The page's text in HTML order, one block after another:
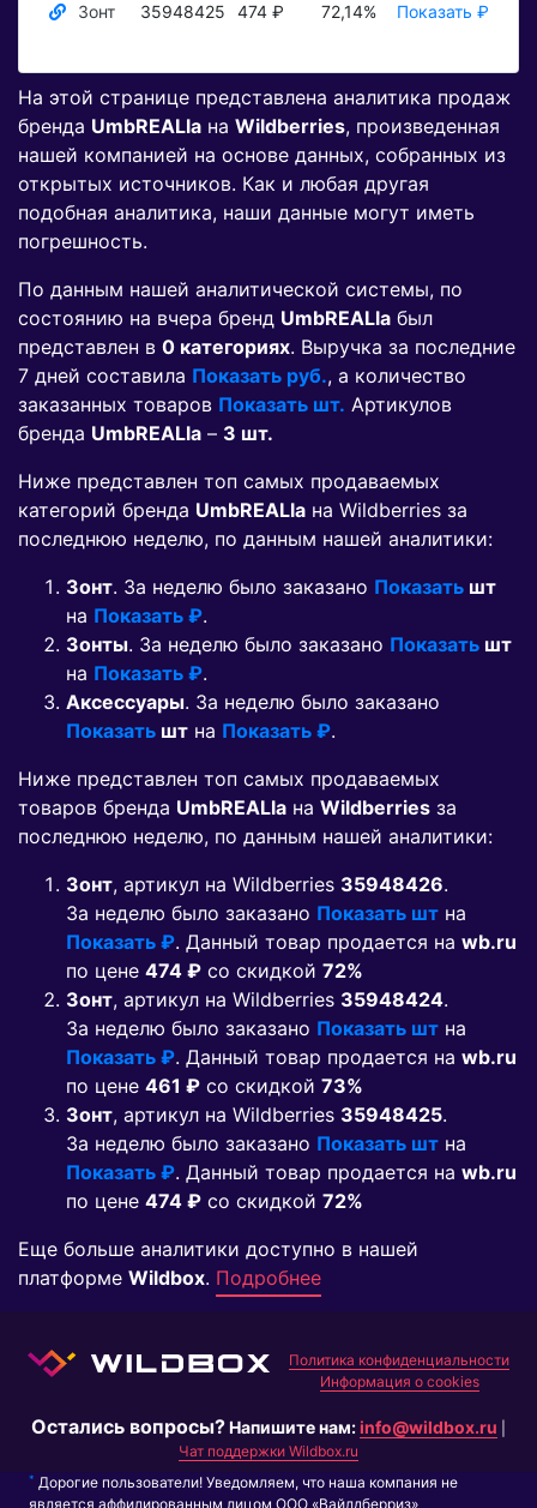
Зонт
35948425 474 ₽ 72,14% Показать ₽
На этой странице представлена аналитика продаж
бренда UmbREALla на Wildberries, произведенная
нашей компанией на основе данных, собранных из
открытых источников. Как и любая другая
подобная аналитика, наши данные могут иметь
погрешность.
По данным нашей аналитической системы, по
состоянию на вчера бренд UmbREALla был
представлен в 0 категориях. Выручка за последние
7 дней составила Показать руб., а количество
заказанных товаров Показать шт. Артикулов
бренда UmbREALla – 3 шт.
Ниже представлен топ самых продаваемых
категорий бренда UmbREALla на Wildberries за
последнюю неделю, по данным нашей аналитики:
Зонт. За неделю было заказано Показать шт
на Показать ₽.
Зонты. За неделю было заказано Показать шт
на Показать ₽.
Аксессуары. За неделю было заказано
Показать шт на Показать ₽.
Ниже представлен топ самых продаваемых
товаров бренда UmbREALla на Wildberries за
последнюю неделю, по данным нашей аналитики:
Зонт, артикул на Wildberries 35948426.
За неделю было заказано Показать шт на
Показать ₽. Данный товар продается на wb.ru
по цене 474 ₽ co скидкой 72%
Зонт, артикул на Wildberries 35948424.
За неделю было заказано Показать шт на
Показать ₽. Данный товар продается на wb.ru
по цене 461 ₽ co скидкой 73%
Зонт, артикул на Wildberries 35948425.
За неделю было заказано Показать шт на
Показать ₽. Данный товар продается на wb.ru
по цене 474 ₽ co скидкой 72%
Еще больше аналитики доступно в нашей
платформе Wildbox. Подробнее
Политика конфиденциальности
Информация о cookies
Остались вопросы?Напишите нам:info@wildbox.ru
Чат поддержки Wildbox.ru
* Дорогие пользователи! Уведомляем, что наша компания не
является аффилированным лицом ООО «Вайлдберриз»